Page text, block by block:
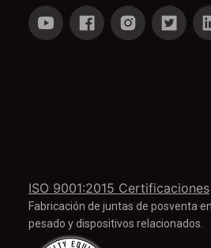
ISO 9001:2015 Certificaciones
Fabricación de juntas de posventa
pesado y dispositivos relacionados.